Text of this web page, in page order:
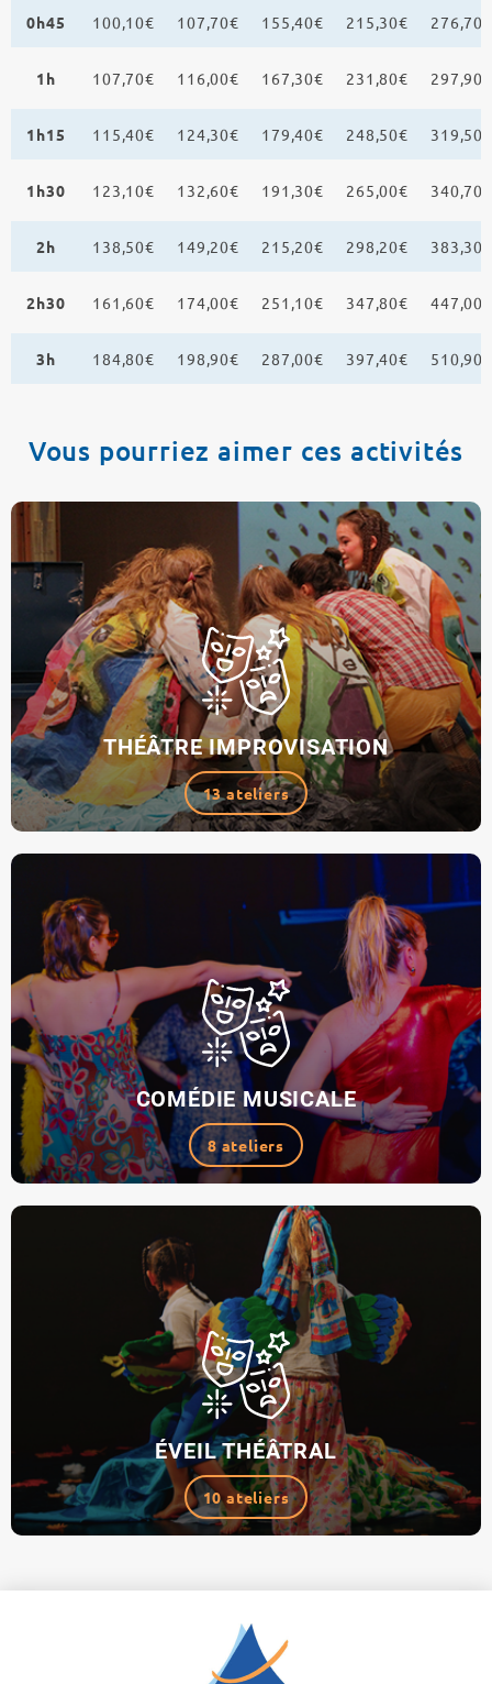
0h45 100,10€ 107,70€ 155,40€ 215,30€ 276,70€
1h 107,70€ 116,00€ 167,30€ 231,80€ 297,90€
1h15 115,40€ 124,30€ 179,40€ 248,50€ 319,50€
1h30 123,10€ 132,60€ 191,30€ 265,00€ 340,70€
2h 138,50€ 149,20€ 215,20€ 298,20€ 383,30€
2h30 161,60€ 174,00€ 251,10€ 347,80€ 447,00€
3h 184,80€ 198,90€ 287,00€ 397,40€ 510,90€
Vous pourriez aimer ces activités
THÉÂTRE IMPROVISATION
13 ateliers
COMÉDIE MUSICALE
8 ateliers
ÉVEIL THÉÂTRAL
10 ateliers